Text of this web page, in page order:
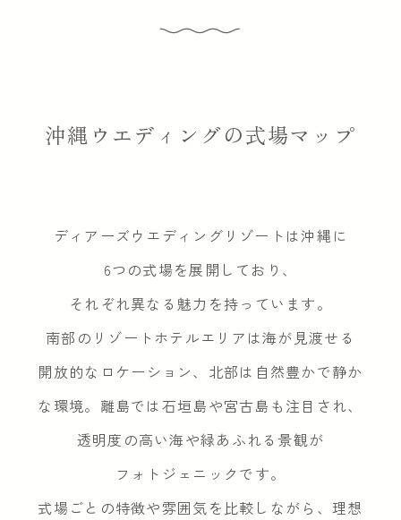
沖縄ウエディングの式場マップ
ディアーズウエディングリゾートは沖縄に
6つの式場を展開しており、
それぞれ異なる魅力を持っています。
南部のリゾートホテルエリアは海が見渡せる
開放的な ロケーション、北部は自然豊かで静か
な環境。離島では石垣島や宮古島も注目され、
透明度の高い海や緑あふれる景観が
フォトジェニックです。
式場ごとの特徴や雰囲気を比較しながら、理想